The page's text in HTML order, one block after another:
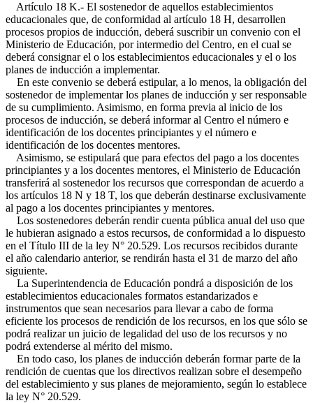
Artículo 18 K.- El sostenedor de aquellos establecimientos
educacionales que, de conformidad al artículo 18 H, desarrollen
procesos propios de inducción, deberá suscribir un convenio con el
Ministerio de Educación, por intermedio del Centro, en el cual se
deberá consignar el o los establecimientos educacionales y el o los
planes de inducción a implementar.
En este convenio se deberá estipular, a lo menos, la obligación del
sostenedor de implementar los planes de inducción y ser responsable
de su cumplimiento. Asimismo, en forma previa al inicio de los
procesos de inducción, se deberá informar al Centro el número e
identificación de los docentes principiantes y el número e
identificación de los docentes mentores.
Asimismo, se estipulará que para efectos del pago a los docentes
principiantes y a los docentes mentores, el Ministerio de Educación
transferirá al sostenedor los recursos que correspondan de acuerdo a
los artículos 18 N y 18 T, los que deberán destinarse exclusivamente
al pago a los docentes principiantes y mentores.
Los sostenedores deberán rendir cuenta pública anual del uso que
le hubieran asignado a estos recursos, de conformidad a lo dispuesto
en el Título III de la ley N° 20.529. Los recursos recibidos durante
el año calendario anterior, se rendirán hasta el 31 de marzo del año
siguiente.
La Superintendencia de Educación pondrá a disposición de los
establecimientos educacionales formatos estandarizados e
instrumentos que sean necesarios para llevar a cabo de forma
eficiente los procesos de rendición de los recursos, en los que sólo se
podrá realizar un juicio de legalidad del uso de los recursos y no
podrá extenderse al mérito del mismo.
En todo caso, los planes de inducción deberán formar parte de la
rendición de cuentas que los directivos realizan sobre el desempeño
del establecimiento y sus planes de mejoramiento, según lo establece
la ley N° 20.529.